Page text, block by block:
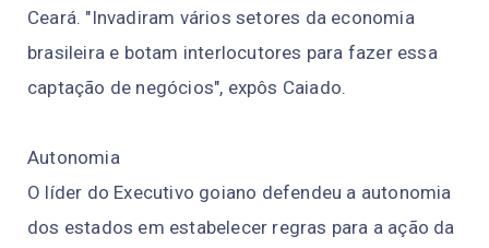
Ceará. "Invadiram vários setores da economia
brasileira e botam interlocutores para fazer essa
captação de negócios", expôs Caiado.
Autonomia
O líder do Executivo goiano defendeu a autonomia
dos estados em estabelecer regras para a ação da